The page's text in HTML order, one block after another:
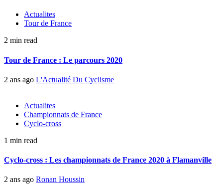
Actualites
Tour de France
2 min read
Tour de France : Le parcours 2020
2 ans ago L'Actualité Du Cyclisme
Actualites
Championnats de France
Cyclo-cross
1 min read
Cyclo-cross : Les championnats de France 2020 à Flamanville
2 ans ago Ronan Houssin